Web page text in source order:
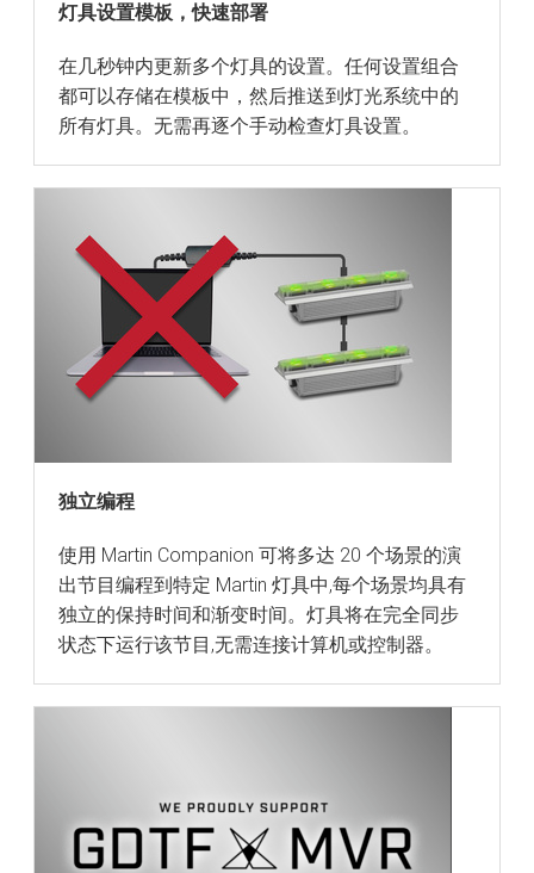
灯具设置模板，快速部署
在几秒钟内更新多个灯具的设置。任何设置组合
都可以存储在模板中，然后推送到灯光系统中的
所有灯具。无需再逐个手动检查灯具设置。
独立编程
使用 Martin Companion 可将多达 20 个场景的演
出节目编程到特定 Martin 灯具中,每个场景均具有
独立的保持时间和渐变时间。灯具将在完全同步
状态下运行该节目,无需连接计算机或控制器。